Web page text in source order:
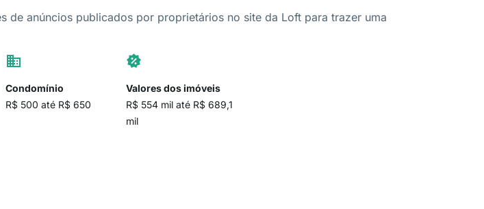
de anúncios publicados por proprietários no site da Loft para trazer uma
Condomínio
R$ 500 até R$ 650
Valores dos imóveis
R$ 554 mil até R$ 689,1
mil